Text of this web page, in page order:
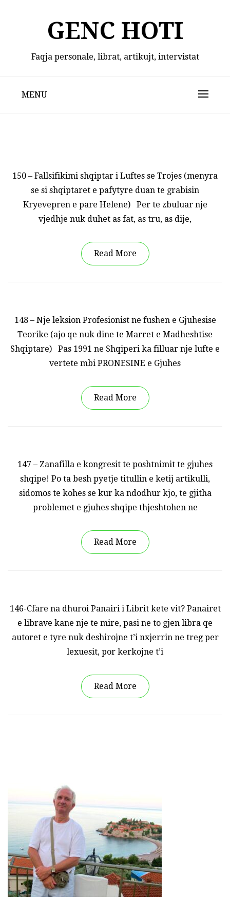
GENC HOTI
Faqja personale, librat, artikujt, intervistat
MENU
150 – Fallsifikimi shqiptar i Luftes se Trojes (menyra
se si shqiptaret e pafytyre duan te grabisin
Kryevepren e pare Helene) Per te zbuluar nje
vjedhje nuk duhet as fat, as tru, as dije,
Read More
148 – Nje leksion Profesionist ne fushen e Gjuhesise
Teorike (ajo qe nuk dine te Marret e Madheshtise
Shqiptare) Pas 1991 ne Shqiperi ka filluar nje lufte e
vertete mbi PRONESINE e Gjuhes
Read More
147 – Zanafilla e kongresit te poshtnimit te gjuhes
shqipe! Po ta besh pyetje titullin e ketij artikulli,
sidomos te kohes se kur ka ndodhur kjo, te gjitha
problemet e gjuhes shqipe thjeshtohen ne
Read More
146-Cfare na dhuroi Panairi i Librit kete vit? Panairet
e librave kane nje te mire, pasi ne to gjen libra qe
autoret e tyre nuk deshirojne t’i nxjerrin ne treg per
lexuesit, por kerkojne t’i
Read More